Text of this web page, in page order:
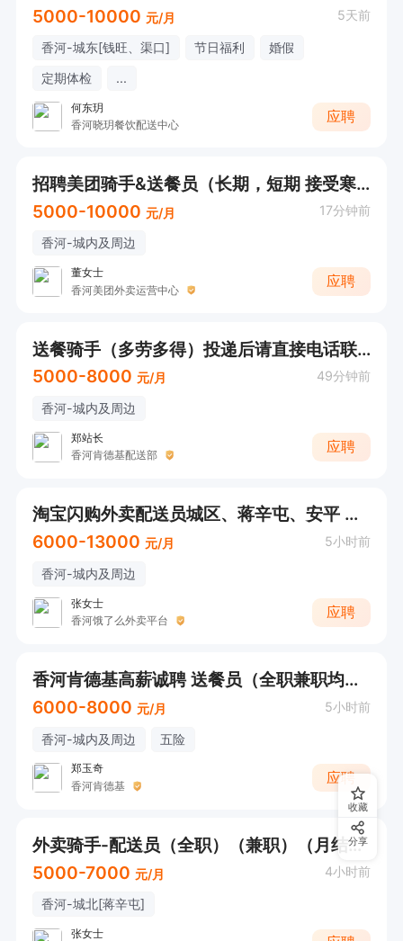
5000-10000 元/月 5天前
香河-城东[钱旺、渠口] 节日福利
婚假
定期体检
...
何东玥
香河晓玥餐饮配送中心
应聘
招聘美团骑手&送餐员（长期，短期 接受寒 暑假期工）18周岁以上
5000-10000 元/月 17分钟前
香河-城内及周边
董女士
香河美团外卖运营中心
应聘
送餐骑手（多劳多得）投递后请直接电话联系
5000-8000 元/月 49分钟前
香河-城内及周边
郑站长
香河肯德基配送部
应聘
淘宝闪购外卖配送员城区、蒋辛屯、安平 离家近，自由又多薪，就近分配
6000-13000 元/月 5小时前
香河-城内及周边
张女士
香河饿了么外卖平台
应聘
香河肯德基高薪诚聘 送餐员（全职兼职均可）
6000-8000 元/月 5小时前
香河-城内及周边 五险
郑玉奇
香河肯德基
应聘
外卖骑手-配送员（全职）（兼职）（月结）（蒋辛屯特招，城区也可）离家近，自由又多薪，就近分配
5000-7000 元/月 4小时前
香河-城北[蒋辛屯]
张女士
收藏
分享